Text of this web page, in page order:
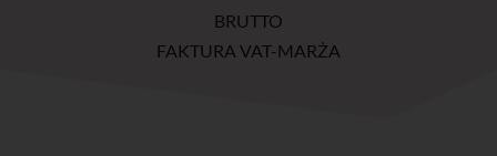
BRUTTO
FAKTURA VAT-MARŻA